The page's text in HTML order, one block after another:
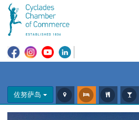
佐努萨岛